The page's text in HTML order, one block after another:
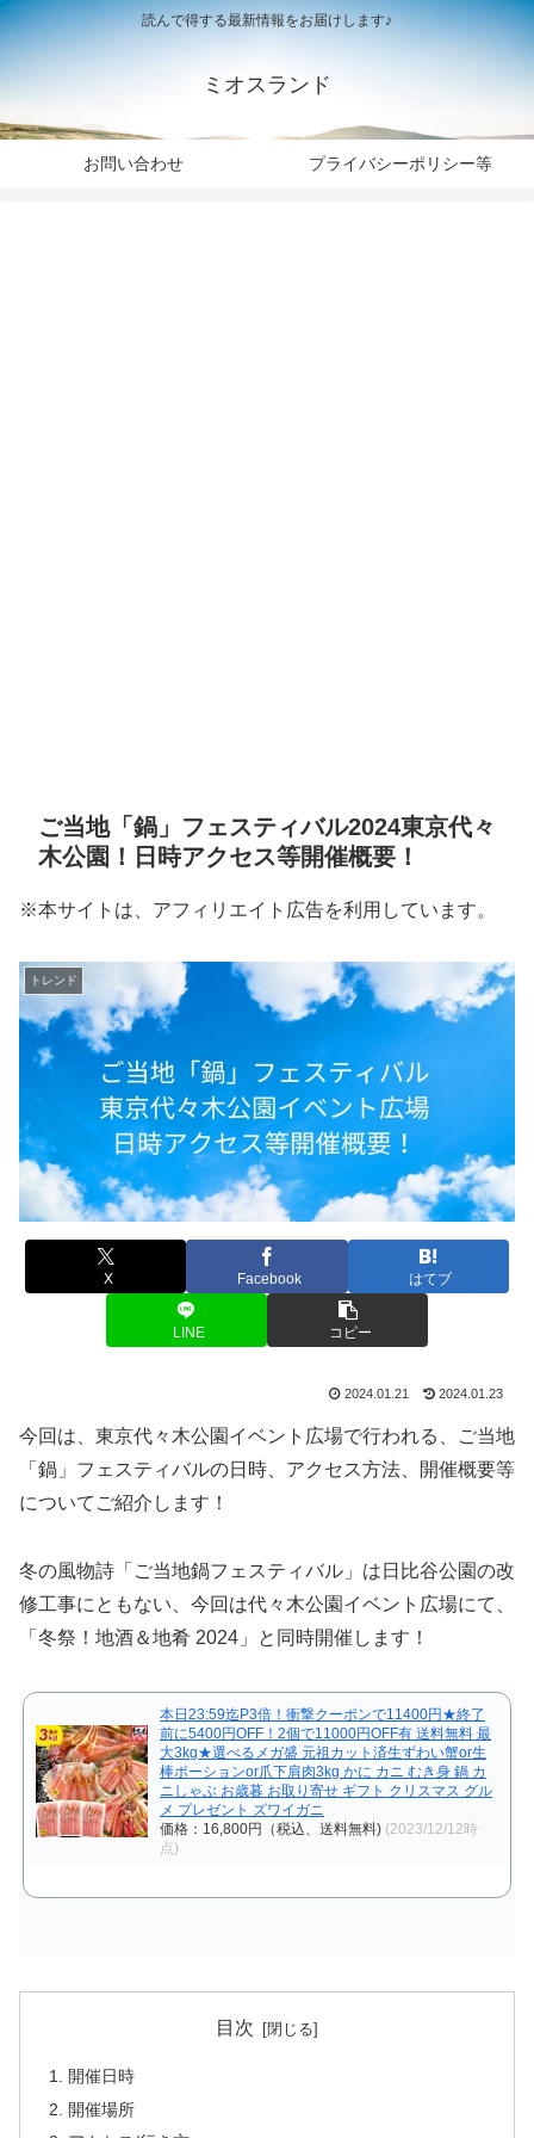
読んで得する最新情報をお届けします♪
ミオスランド
お問い合わせ プライバシーポリシー等
ご当地「鍋」フェスティバル2024東京代々
木公園！日時アクセス等開催概要！
※本サイトは、アフィリエイト広告を利用しています。
トレンド
X Facebook はてブ
LINE コピー
2024.01.21 2024.01.23
今回は、東京代々木公園イベント広場で行われる、ご当地
「鍋」フェスティバルの日時、アクセス方法、開催概要等
についてご紹介します！
冬の風物詩「ご当地鍋フェスティバル」は日比谷公園の改
修工事にともない、今回は代々木公園イベント広場にて、
「冬祭！地酒＆地肴 2024」と同時開催します！
本日23:59迄P3倍！衝撃クーポンで11400円★終了
前に5400円OFF！2個で11000円OFF有 送料無料 最
大3kg★選べるメガ盛 元祖カット済生ずわい蟹or生
棒ポーションor爪下肩肉3kg かに カニ むき身 鍋 カ
ニしゃぶ お歳暮 お取り寄せ ギフト クリスマス グル
メ プレゼント ズワイガニ
価格：16,800円（税込、送料無料) (2023/12/12時
点)
目次
開催日時
開催場所